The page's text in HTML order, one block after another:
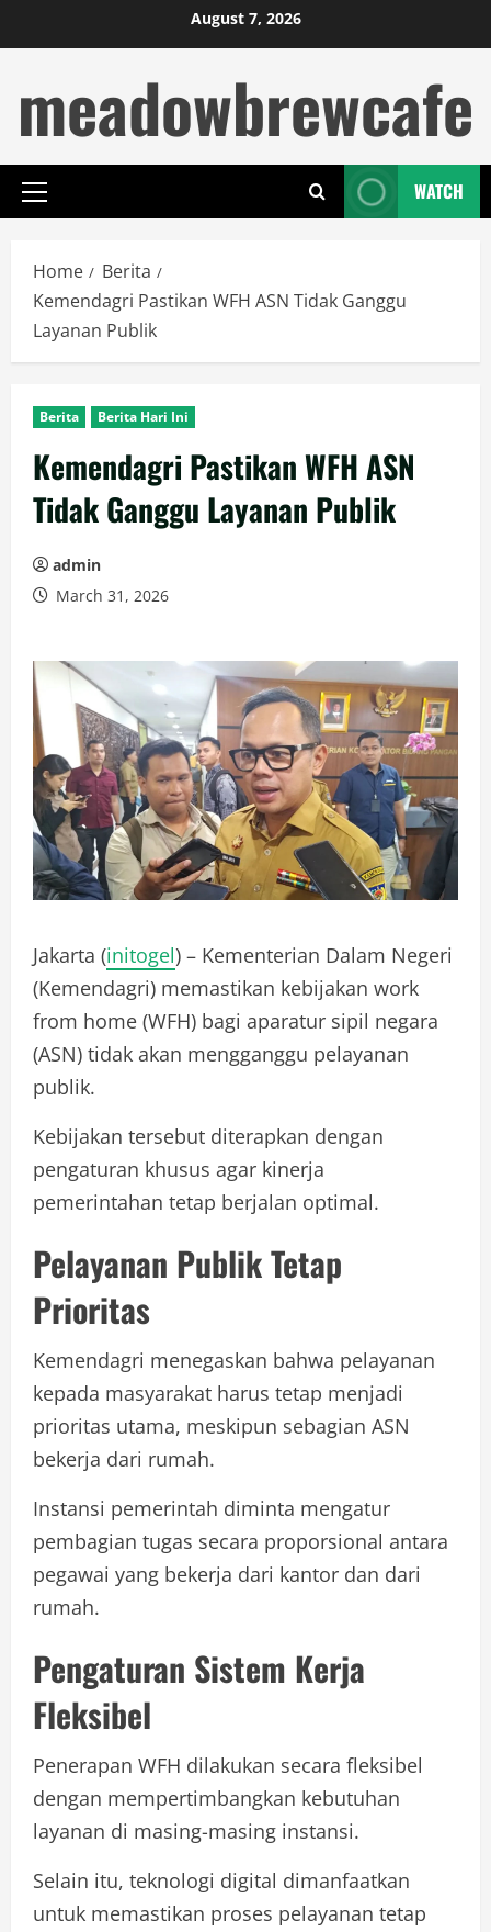
to
August 7, 2026
meadowbrewcafe
Primary
WATCH
Home
Berita
Kemendagri Pastikan WFH ASN Tidak Ganggu
Layanan Publik
Berita Berita Hari Ini
Kemendagri Pastikan WFH ASN
Tidak Ganggu Layanan Publik
admin
March 31, 2026
Jakarta (initogel) – Kementerian Dalam Negeri
(Kemendagri) memastikan kebijakan work
from home (WFH) bagi aparatur sipil negara
(ASN) tidak akan mengganggu pelayanan
publik.
Kebijakan tersebut diterapkan dengan
pengaturan khusus agar kinerja
pemerintahan tetap berjalan optimal.
Pelayanan Publik Tetap
Prioritas
Kemendagri menegaskan bahwa pelayanan
kepada masyarakat harus tetap menjadi
prioritas utama, meskipun sebagian ASN
bekerja dari rumah.
Instansi pemerintah diminta mengatur
pembagian tugas secara proporsional antara
pegawai yang bekerja dari kantor dan dari
rumah.
Pengaturan Sistem Kerja
Fleksibel
Penerapan WFH dilakukan secara fleksibel
dengan mempertimbangkan kebutuhan
layanan di masing-masing instansi.
Selain itu, teknologi digital dimanfaatkan
untuk memastikan proses pelayanan tetap